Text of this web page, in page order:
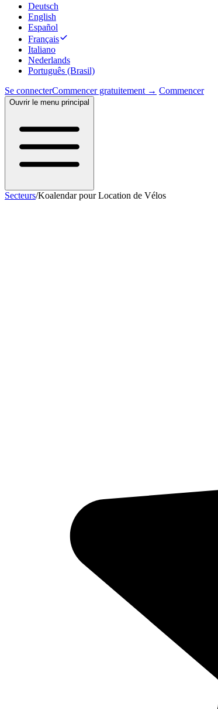
Deutsch
English
Español
Français
Italiano
Nederlands
Português (Brasil)
Se connecterCommencer gratuitement → Commencer
Ouvrir le menu principal
Secteurs/Koalendar pour Location de Vélos